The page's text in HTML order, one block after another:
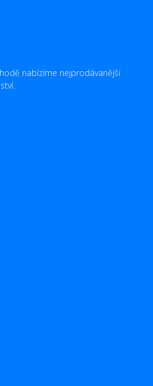
nabízíme nejprodávanější